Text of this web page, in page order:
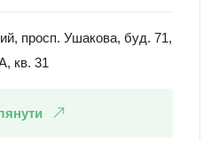
просп. Ушакова, буд. 71,
кв. 31